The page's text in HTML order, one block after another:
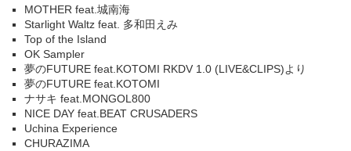
MOTHER feat.城南海
Starlight Waltz feat. 多和田えみ
Top of the Island
OK Sampler
夢のFUTURE feat.KOTOMI RKDV 1.0 (LIVE&CLIPS)より
夢のFUTURE feat.KOTOMI
ナサキ feat.MONGOL800
NICE DAY feat.BEAT CRUSADERS
Uchina Experience
CHURAZIMA